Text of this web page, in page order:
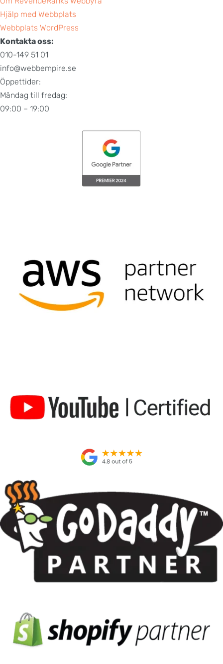
Hjälp med Webbplats
Webbplats WordPress
Kontakta oss:
010-149 51 01
info@webbempire.se
Öppettider:
Måndag till fredag:
09:00 – 19:00